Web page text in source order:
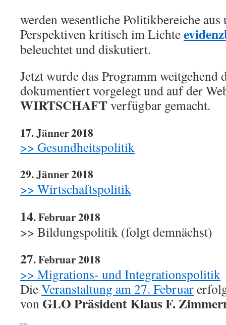
werden wesentliche Politikbereiche
Perspektiven kritisch im Lichte
beleuchtet und diskutiert.
Jetzt wurde das Programm weitgehend
dokumentiert vorgelegt und auf der
WIRTSCHAFTverfügbar gemacht.
17. Jänner 2018
>> Gesundheitspolitik
29. Jänner 2018
>> Wirtschaftspolitik
14. Februar 2018
>> Bildungspolitik (folgt demnächst)
27. Februar 2018
>> Migrations- und Integrationspolitik
DieVeranstaltung am 27. Februar
von GLO Präsident Klaus F.